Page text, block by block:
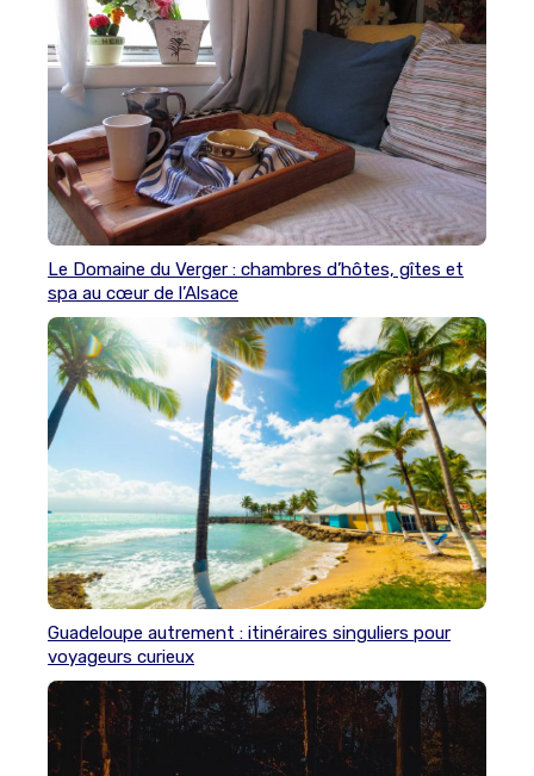
Le Domaine du Verger : chambres d’hôtes, gîtes et
spa au cœur de l’Alsace
Guadeloupe autrement : itinéraires singuliers pour
voyageurs curieux